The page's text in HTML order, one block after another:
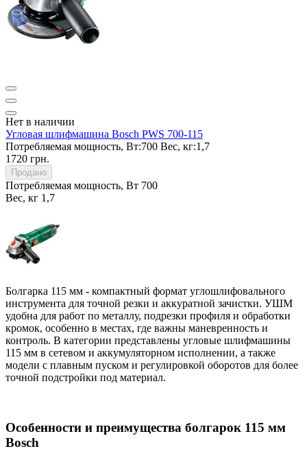
Нет в наличии
Угловая шлифмашина Bosch PWS 700-115
Потребляемая мощность, Вт:700 Вес, кг:1,7
1720 грн.
Продано
Потребляемая мощность, Вт 700
Вес, кг 1,7
Болгарка 115 мм - компактный формат углошлифовального
инструмента для точной резки и аккуратной зачистки. УШМ
удобна для работ по металлу, подрезки профиля и обработки
кромок, особенно в местах, где важны маневренность и
контроль. В категории представлены угловые шлифмашины
115 мм в сетевом и аккумуляторном исполнении, а также
модели с плавным пуском и регулировкой оборотов для более
точной подстройки под материал.
Особенности и преимущества болгарок 115 мм
Bosch